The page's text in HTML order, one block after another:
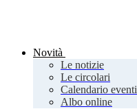
Novità
Le notizie
Le circolari
Calendario eventi
Albo online